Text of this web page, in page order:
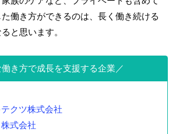
働き方ができるのは、長く働き続ける
と思います。
き方で成長を支援する企業
クツ株式会社
式会社